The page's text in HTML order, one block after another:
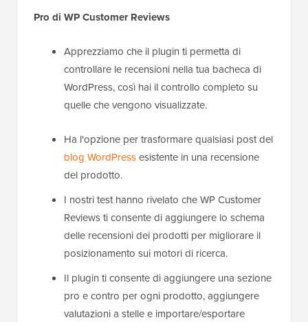
Pro di WP Customer Reviews
Apprezziamo che il plugin ti permetta di
controllare le recensioni nella tua bacheca di
WordPress, così hai il controllo completo su
quelle che vengono visualizzate.
Ha l'opzione per trasformare qualsiasi post del
blog WordPressesistente in una recensione
del prodotto.
I nostri test hanno rivelato che WP Customer
Reviews ti consente di aggiungere lo schema
delle recensioni dei prodotti per migliorare il
posizionamento sui motori di ricerca.
Il plugin ti consente di aggiungere una sezione
pro e contro per ogni prodotto, aggiungere
valutazioni a stelle e importare/esportare